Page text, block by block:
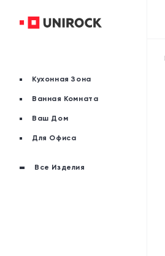
Кухонная Зона
Ванная Комната
Ваш Дом
Для Офиса
Все Изделия